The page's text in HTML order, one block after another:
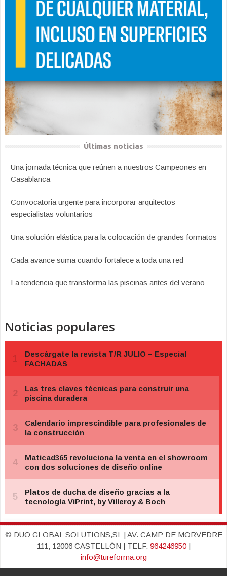
Últimas noticias
Una jornada técnica que reúnen a nuestros Campeones en
Casablanca
Convocatoria urgente para incorporar arquitectos
especialistas voluntarios
Una solución elástica para la colocación de grandes formatos
Cada avance suma cuando fortalece a toda una red
La tendencia que transforma las piscinas antes del verano
Noticias populares
© DUO GLOBAL SOLUTIONS,SL | AV. CAMP DE MORVEDRE
111, 12006 CASTELLÓN | TELF. 964246950|
info@tureforma.org